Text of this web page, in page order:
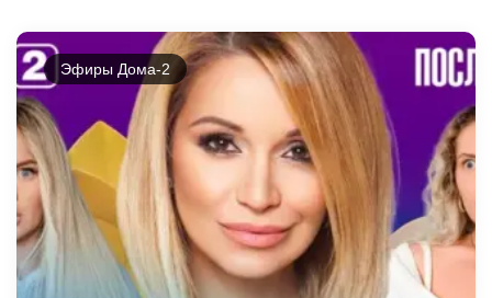
Эфиры Дома-2